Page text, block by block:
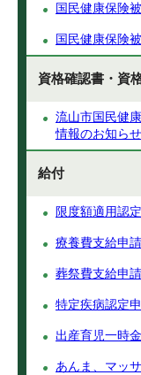
国民健康保険
国民健康保険
資格確認書・資
流山市国民健
情報のお知ら
給付
限度額適用認
療養費支給申
葬祭費支給申
特定疾病認定
出産育児一時
あんま、マッ